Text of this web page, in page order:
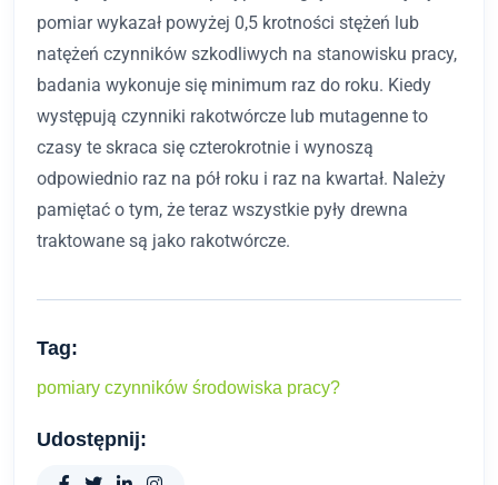
pomiar wykazał powyżej 0,5 krotności stężeń lub
natężeń czynników szkodliwych na stanowisku pracy,
badania wykonuje się minimum raz do roku. Kiedy
występują czynniki rakotwórcze lub mutagenne to
czasy te skraca się czterokrotnie i wynoszą
odpowiednio raz na pół roku i raz na kwartał. Należy
pamiętać o tym, że teraz wszystkie pyły drewna
traktowane są jako rakotwórcze.
Tag:
pomiary czynników środowiska pracy?
Udostępnij: